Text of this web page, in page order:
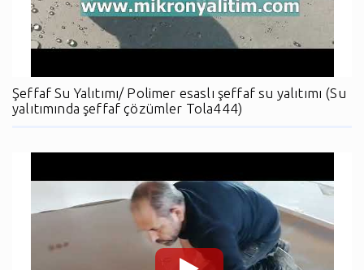
Şeffaf Su Yalıtımı/ Polimer esaslı şeffaf su yalıtımı (Su
yalıtımında şeffaf çözümler Tola444)